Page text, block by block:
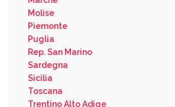
Molise
Piemonte
Puglia
Rep. San Marino
Sardegna
Sicilia
Toscana
Trentino Alto Adige